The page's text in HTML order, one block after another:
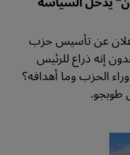
عن تأسيس حزب
إنه ذراع للرئيس
الحزب وما أهدافه؟
طوبجو.